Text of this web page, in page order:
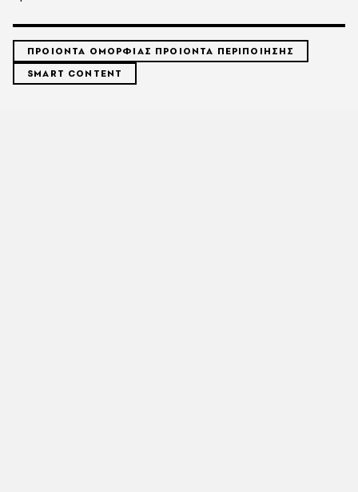
ΠΡΟΙΟΝΤΑ ΟΜΟΡΦΙΑΣ ΠΡΟΙΟΝΤΑ ΠΕΡΙΠΟΙΗΣΗΣ
SMART CONTENT